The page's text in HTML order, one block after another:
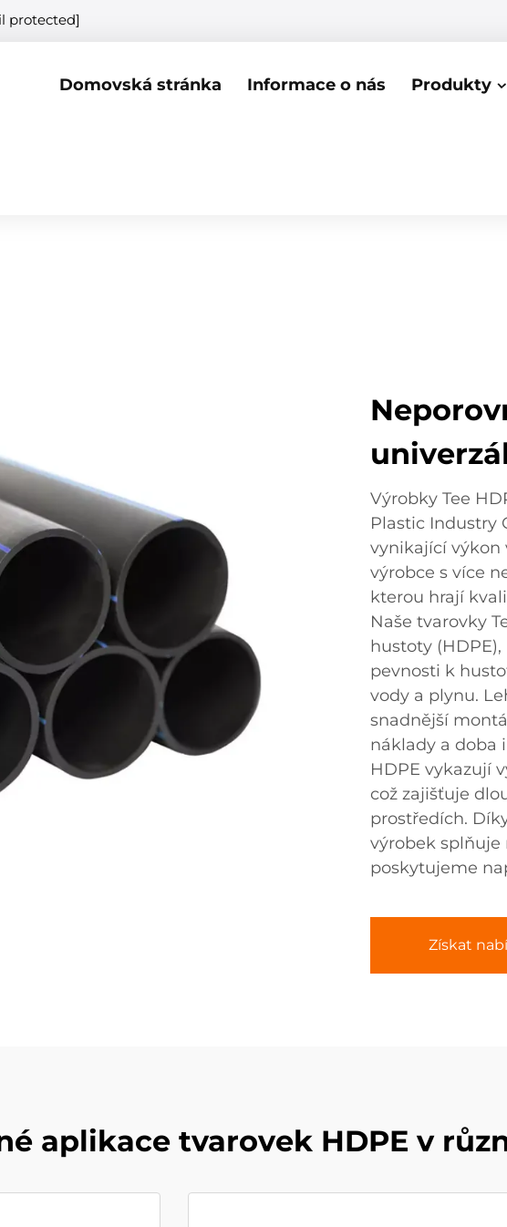
protected]
Domovská stránka Informace o nás Produkty
Výrobky Tee
Plastic Industry
vynikající výkon
výrobce s více
kterou hrají
Naše tvarovky
hustoty
pevnosti k
vody a plynu.
snadnější
náklady a doba
HDPE vykazují
což zajišťuje
prostředích.
výrobek
poskytujeme
Získat
aplikace tvarovek HDPE v